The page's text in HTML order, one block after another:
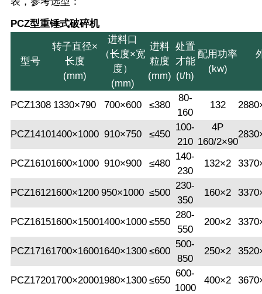
PCZ型重锤式破碎机
型号
转子直径×
长度
(mm)
进料口
（长度×宽
度）
(mm)
进料
粒度
(mm)
处置
才能
(t/h)
配用功率
(kw)
PCZ1308 1330×790 700×600 ≤380
80-
160
132
PCZ14101400×1000 910×750 ≤450
100-
210
4P
160/2×90
PCZ16101600×1000 910×900 ≤480
140-
230
132×2
PCZ16121600×1200 950×1000 ≤500
230-
350
160×2
PCZ16151600×15001400×1000 ≤550
280-
550
200×2
PCZ17161700×16001640×1300 ≤600
500-
850
250×2
PCZ17201700×20001980×1300 ≤650
600-
1000
400×2